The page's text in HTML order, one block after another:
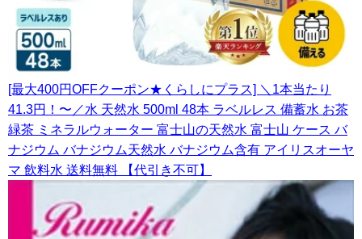
[最大400円OFFクーポン★くらしにプラス] ＼1本当たり
41.3円！〜／水 天然水 500ml 48本 ラベルレス 備蓄水 お茶
緑茶 ミネラルウォーター 富士山の天然水 富士山 ケース バ
ナジウム バナジウム天然水 バナジウム含有 アイリスオーヤ
マ 飲料水 送料無料 【代引き不可】